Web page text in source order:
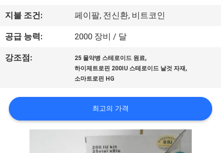
장
여
행
질
관
지불 조건: 페이팔, 전신환, 비트코인
공급 능력: 2000 장비 / 달
강조점: 25 물약병 스테로이드 원료,
하이제트로핀 200IU 스테로이드 날것 자재 ,
소마트로핀 HG
최고의 가격